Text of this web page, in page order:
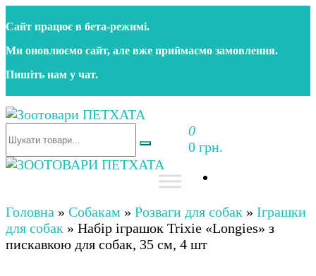
до
контенту
Сайт працює в бета‑режимі.
Ми оновлюємо сайт, але вже приймаємо замовлення.
Пишіть нам у чат.
Зоотовари ПЕТХАТА
Зоомагазин для собак та котів | Корм, іграшки,
аксесуари та догляд за тваринами. Доставка по
0
0 грн.
аксесуари та догляд за тваринами. Доставка по
Україні
Головна » Собакам » Розваги для собак » Іграшки
для собак » Набір іграшок Trixie «Longies» з
пискавкою для собак, 35 см, 4 шт